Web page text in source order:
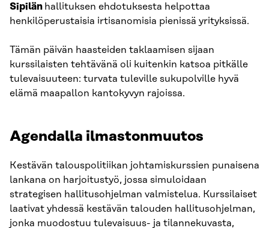
Sipilän hallituksen ehdotuksesta helpottaa
henkilöperustaisia irtisanomisia pienissä yrityksissä.
Tämän päivän haasteiden taklaamisen sijaan
kurssilaisten tehtävänä oli kuitenkin katsoa pitkälle
tulevaisuuteen: turvata tuleville sukupolville hyvä
elämä maapallon kantokyvyn rajoissa.
Agendalla ilmastonmuutos
Kestävän talouspolitiikan johtamiskurssien punaisena
lankana on harjoitustyö, jossa simuloidaan
strategisen hallitusohjelman valmistelua. Kurssilaiset
laativat yhdessä kestävän talouden hallitusohjelman,
jonka muodostuu tulevaisuus- ja tilannekuvasta,